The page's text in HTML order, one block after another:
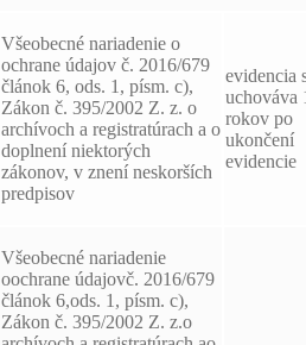
Všeobecné nariadenie o
ochrane údajov č. 2016/679
článok 6, ods. 1, písm. c),
Zákon č. 395/2002 Z. z. o
archívoch a registratúrach a o
doplnení niektorých
zákonov, v znení neskorších
predpisov
evidencia
uchováva
rokov po
ukončení
evidencie
Všeobecné nariadenie
oochrane údajovč. 2016/679
článok 6,ods. 1, písm. c),
Zákon č. 395/2002 Z. z.o